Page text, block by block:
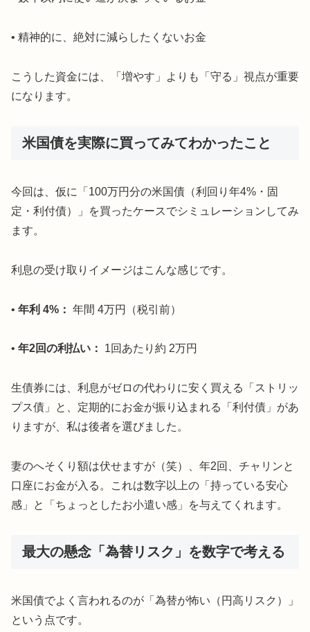
• 精神的に、絶対に減らしたくないお金
こうした資金には、「増やす」よりも「守る」視点が重要
になります。
米国債を実際に買ってみてわかったこと
今回は、仮に「100万円分の米国債（利回り年4%・固
定・利付債）」を買ったケースでシミュレーションしてみ
ます。
利息の受け取りイメージはこんな感じです。
• 年利 4%： 年間 4万円（税引前）
• 年2回の利払い： 1回あたり約 2万円
生債券には、利息がゼロの代わりに安く買える「ストリッ
プス債」と、定期的にお金が振り込まれる「利付債」があ
りますが、私は後者を選びました。
妻のへそくり額は伏せますが（笑）、年2回、チャリンと
口座にお金が入る。これは数字以上の「持っている安心
感」と「ちょっとしたお小遣い感」を与えてくれます。
最大の懸念「為替リスク」を数字で考える
米国債でよく言われるのが「為替が怖い（円高リスク）」
という点です。